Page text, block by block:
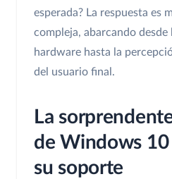
esperada? La respuesta es
compleja, abarcando
hardware hasta la
del usuario final.
La
de Windows
su soporte